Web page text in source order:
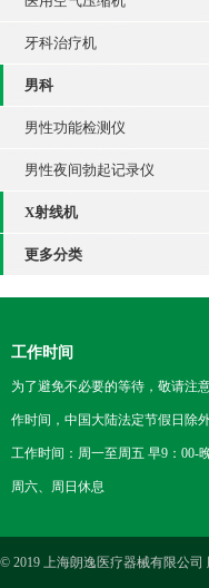
牙科治疗机
男科
男性功能检测仪
男性夜间勃起记录仪
X射线机
更多分类
工作时间
为了避免不必要的等待，敬请注
作时间，中国大陆法定节假日除外
工作时间：周一至周五 早9：00-
周六、周日休息
© 2019 上海朗逸医疗器械有限公司